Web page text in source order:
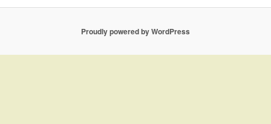
Proudly powered by WordPress